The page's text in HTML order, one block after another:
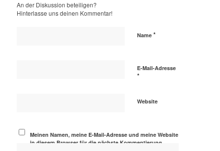
An der Diskussion beteiligen?
Hinterlasse uns deinen Kommentar!
Name *
E-Mail-Adresse
*
Website
Meinen Namen, meine E-Mail-Adresse und meine Website
in diesem Browser für die nächste Kommentierung